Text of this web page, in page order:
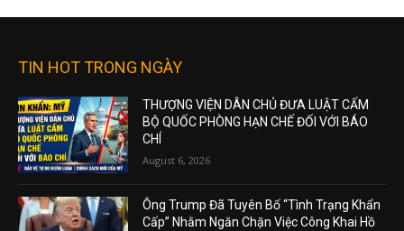
TIN HOT TRONG NGÀY
THƯỢNG VIỆN DÂN CHỦ ĐƯA LUẬT CẤM
BỘ QUỐC PHÒNG HẠN CHẾ ĐỐI VỚI BÁO
CHÍ
August 6, 2026
Ông Trump Đã Tuyên Bố “Tình Trạng Khẩn
Cấp” Nhằm Ngăn Chặn Việc Công Khai Hồ